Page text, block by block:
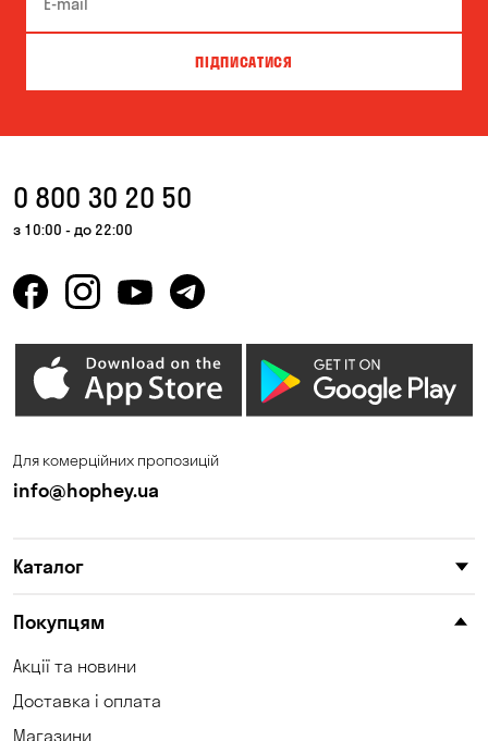
ПІДПИСАТИСЯ
0 800 30 20 50
з 10:00 - до 22:00
Для комерційних пропозицій
info@hophey.ua
Каталог
Покупцям
Акції та новини
Доставка і оплата
Магазини